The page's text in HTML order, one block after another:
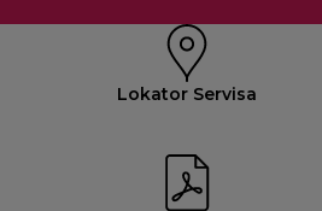
Lokator Servisa